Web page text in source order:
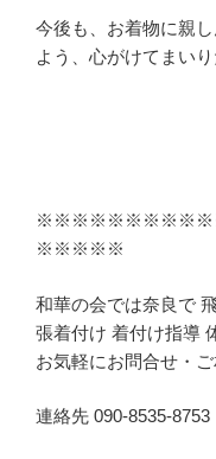
今後も、お着物に親
よう、心がけてまい
※※※※※
和華の会では奈良で
張着付け 着付け指導
お気軽にお問合せ・ご
連絡先 090-8535-8753